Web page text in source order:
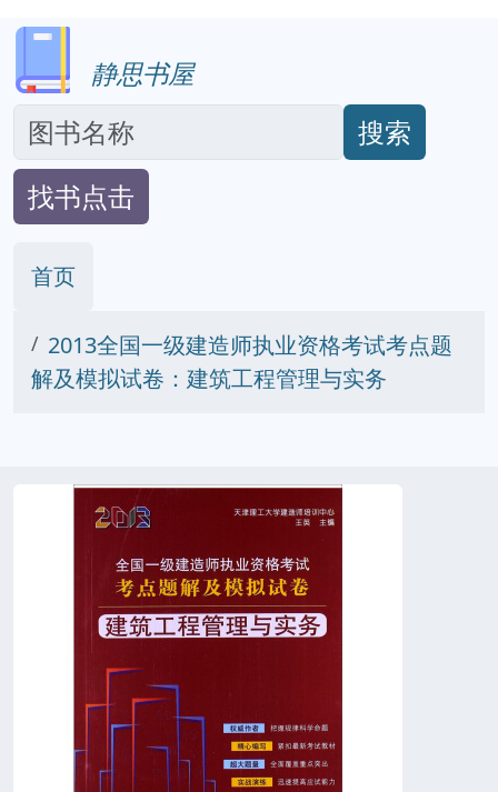
静思书屋
搜索
找书点击
首页
2013全国一级建造师执业资格考试考点题
解及模拟试卷：建筑工程管理与实务